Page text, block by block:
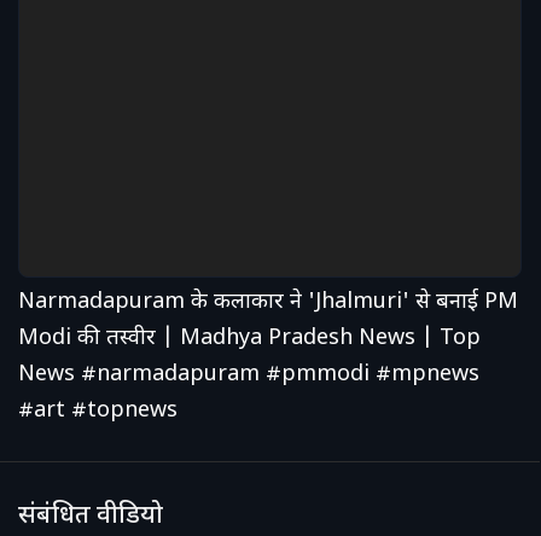
Narmadapuram के कलाकार ने 'Jhalmuri' से बनाई PM
Modi की तस्वीर | Madhya Pradesh News | Top
News #narmadapuram #pmmodi #mpnews
#art #topnews
संबंधित वीडियो